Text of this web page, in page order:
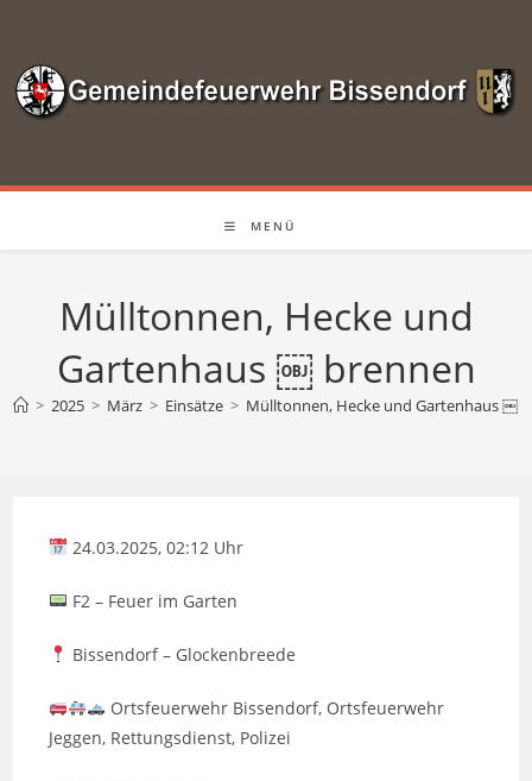
springen
MENÜ
Mülltonnen, Hecke und
Gartenhaus ￼ brennen
> 2025 > März > Einsätze > Mülltonnen, Hecke und Gartenhaus ￼
24.03.2025, 02:12 Uhr
F2 – Feuer im Garten
Bissendorf – Glockenbreede
Ortsfeuerwehr Bissendorf, Ortsfeuerwehr
Jeggen, Rettungsdienst, Polizei